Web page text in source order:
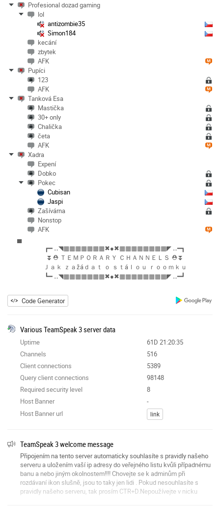
Profesional dozad gaming
lol
antizombie35
Simon184
kecání
zbytek
AFK
Pupíci
123
AFK
Tanková Esa
Mastička
30+ only
Chalička
četa
AFK
Xadra
Expení
Dobko
Pokec
Cubisan
Jaspi
Zašívárna
Nonstop
AFK
▄
┏━ ‥◥▦▦▦▦▦▦▦✖●✖▦▦▦▦▦▦▦▦◤ ‥━┓
⏬⛑ ＴＥＭＰＯＲＡＲＹ ＣＨＡＮＮＥＬＳ ⛑⏬
Ｊａｋ ｚａžáｄａｔ ｏ ｓｔáｌｏｕ ｒｏｏｍｋｕ
┗━ ‥◥▦▦▦▦▦▦▦✖●✖▦▦▦▦▦▦▦▦◤ ‥━┛
Code Generator
Various TeamSpeak 3 server data
Uptime
61D 21:20:35
Channels
516
Client connections
5389
Query client connections
98148
Required security level
8
Host Banner
-
Host Banner url
link
TeamSpeak 3 welcome message
Připojením na tento server automaticky souhlasíte s pravidly našeho
serveru a uložením vaší ip adresy do veřejného listu kvůli případnému
banu a nebo jiným okolnostem!!!! Chovejte se k adminům při
rozdávaní ikon slušně, jsou to taky jen lidi . Pokud nesouhlasíte s
pravidly našeho serveru, tak prosím CTR+D.Nepoužívejte v nicku